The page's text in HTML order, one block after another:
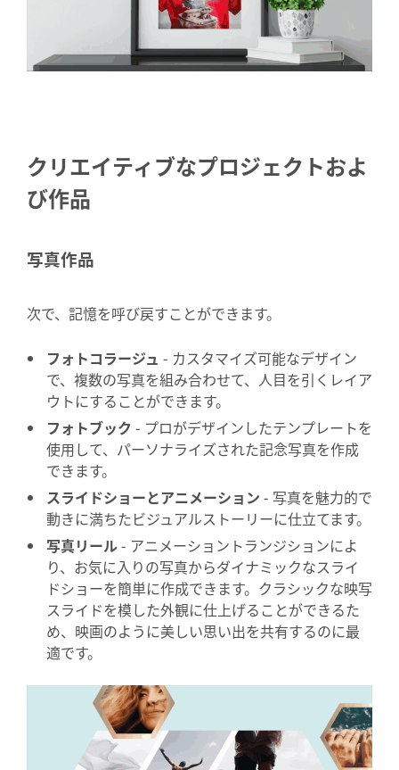
クリエイティブなプロジェクトおよ
び作品
写真作品
次で、記憶を呼び戻すことができます。
フォトコラージュ - カスタマイズ可能なデザイン
で、複数の写真を組み合わせて、人目を引くレイア
ウトにすることができます。
フォトブック - プロがデザインしたテンプレートを
使用して、パーソナライズされた記念写真を作成
できます。
スライドショーとアニメーション - 写真を魅力的で
動きに満ちたビジュアルストーリーに仕立てます。
写真リール- アニメーショントランジションによ
り、お気に入りの写真からダイナミックなスライ
ドショーを簡単に作成できます。クラシックな映写
スライドを模した外観に仕上げることができるた
め、映画のように美しい思い出を共有するのに最
適です。